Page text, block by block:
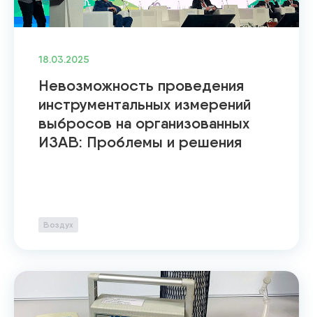
18.03.2025
Невозможность проведения
инструментальных измерений
выбросов на организованных
ИЗАВ: Проблемы и решения
Воздух